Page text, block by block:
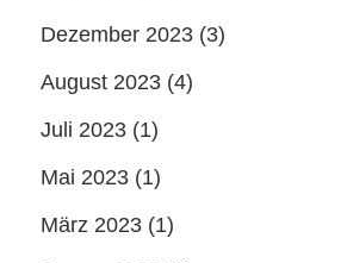
Dezember 2023 (3)
August 2023 (4)
Juli 2023 (1)
Mai 2023 (1)
März 2023 (1)